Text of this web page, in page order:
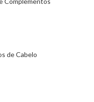
de Cabelo